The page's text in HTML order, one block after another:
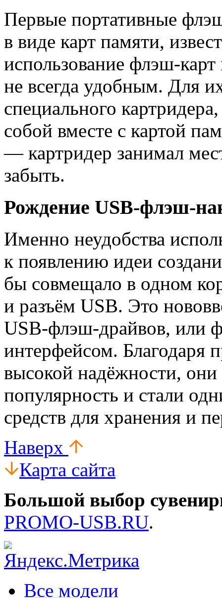
Первые портативные
в виде карт памяти,
использование флэш-
не всегда удобным. Для
специального
собой вместе с картой
— картридер занимал
забыть.
Рождение USB-флэш-
Именно неудобства
к появлению идеи
бы совмещало в одном
и разъём USB. Это
USB-флэш-драйвов, или
интерфейсом. Благодаря
высокой надёжности, они
популярность и стали
средств для хранения и
Наверх
Карта сайта
Большой выбор
PROMO-USB.RU.
Все модели